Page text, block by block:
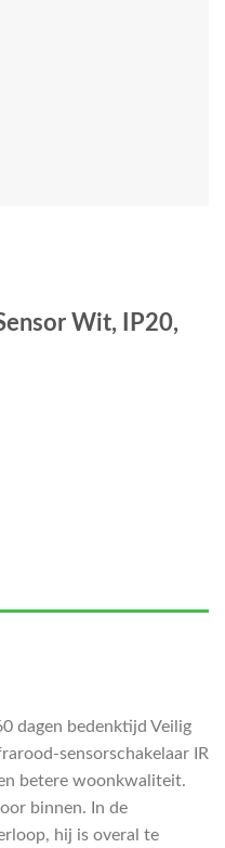
Wit, IP20,
dagen bedenktijd Veilig
sensorschakelaar IR
betere woonkwaliteit.
binnen. In de
hij is overal te